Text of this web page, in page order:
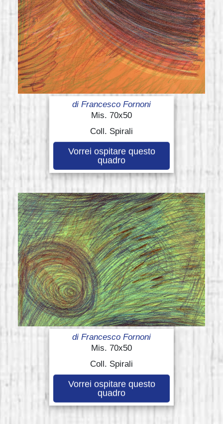
di Francesco Fornoni
Mis. 70x50
Coll. Spirali
Vorrei ospitare questo
quadro
di Francesco Fornoni
Mis. 70x50
Coll. Spirali
Vorrei ospitare questo
quadro